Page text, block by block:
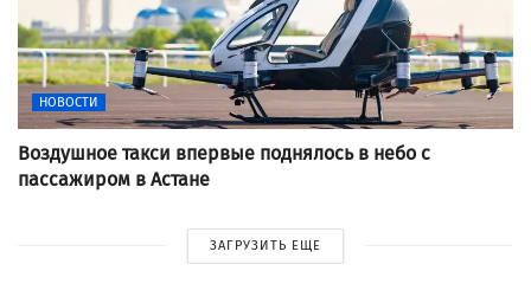
НОВОСТИ
Воздушное такси впервые поднялось в небо с
пассажиром в Астане
ЗАГРУЗИТЬ ЕЩЕ